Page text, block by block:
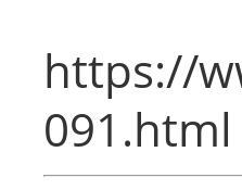
https://
091.html